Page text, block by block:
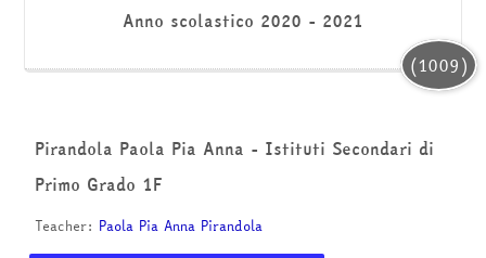
Anno scolastico 2020 - 2021
(1009)
Pirandola Paola Pia Anna - Istituti Secondari di
Primo Grado 1F
Teacher: Paola Pia Anna Pirandola